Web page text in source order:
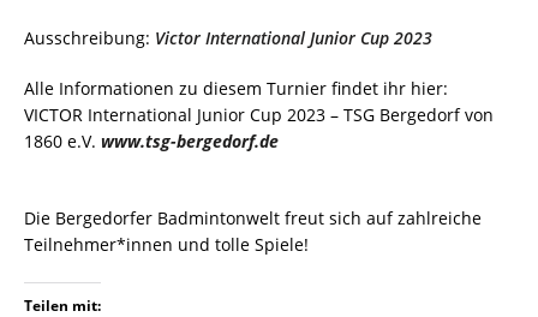
Ausschreibung: Victor International Junior Cup 2023
Alle Informationen zu diesem Turnier findet ihr hier:
VICTOR International Junior Cup 2023 – TSG Bergedorf von
1860 e.V. www.tsg-bergedorf.de
Die Bergedorfer Badmintonwelt freut sich auf zahlreiche
Teilnehmer*innen und tolle Spiele!
Teilen mit: